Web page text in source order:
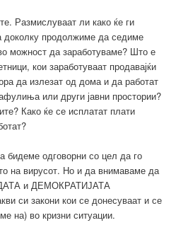
Размислуваат ли како ќе ги
доколку продолжиме да седиме
можност да заработуваме? Што е
кои заработуваат продавајќи
да излезат од дома и да работат
или други јавни простории?
Како ќе се исплатат плати
бидеме одговорни со цел да го
на вирусот. Но и да внимаваме да
и ДЕМОКРАТИЈАТА
си закони кои се донесуваат и се
на) во кризни ситуации.